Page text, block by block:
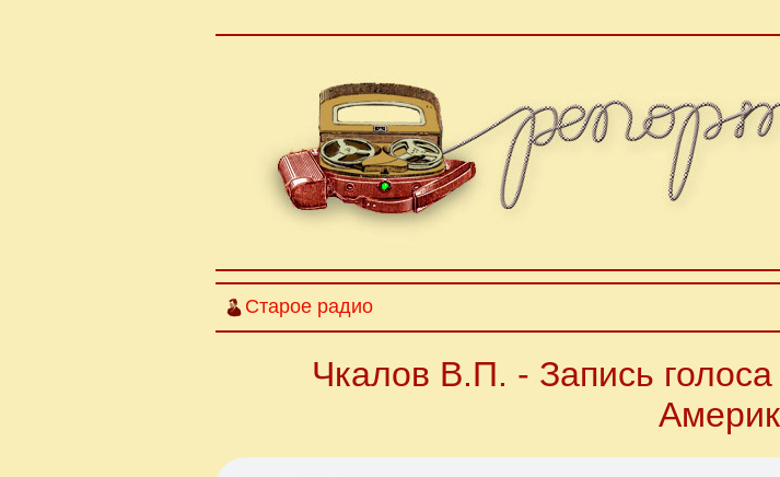
Старое радио
Чкалов В.П. - Запись